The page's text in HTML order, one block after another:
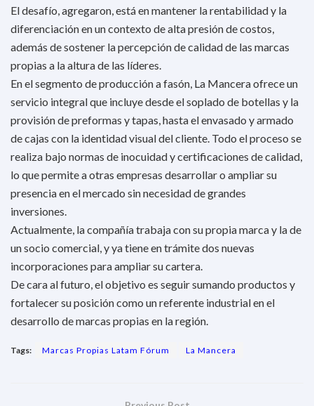
El desafío, agregaron, está en mantener la rentabilidad y la
diferenciación en un contexto de alta presión de costos,
además de sostener la percepción de calidad de las marcas
propias a la altura de las líderes.
En el segmento de producción a fasón, La Mancera ofrece un
servicio integral que incluye desde el soplado de botellas y la
provisión de preformas y tapas, hasta el envasado y armado
de cajas con la identidad visual del cliente. Todo el proceso se
realiza bajo normas de inocuidad y certificaciones de calidad,
lo que permite a otras empresas desarrollar o ampliar su
presencia en el mercado sin necesidad de grandes
inversiones.
Actualmente, la compañía trabaja con su propia marca y la de
un socio comercial, y ya tiene en trámite dos nuevas
incorporaciones para ampliar su cartera.
De cara al futuro, el objetivo es seguir sumando productos y
fortalecer su posición como un referente industrial en el
desarrollo de marcas propias en la región.
Tags: Marcas Propias Latam Fórum La Mancera